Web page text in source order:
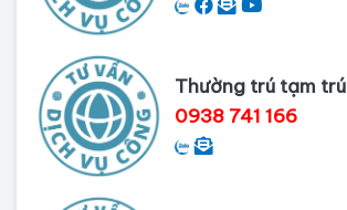
Thường trú tạm trú
0938 741 166